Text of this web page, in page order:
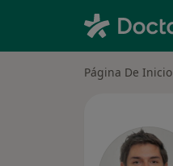
Página De Inicio